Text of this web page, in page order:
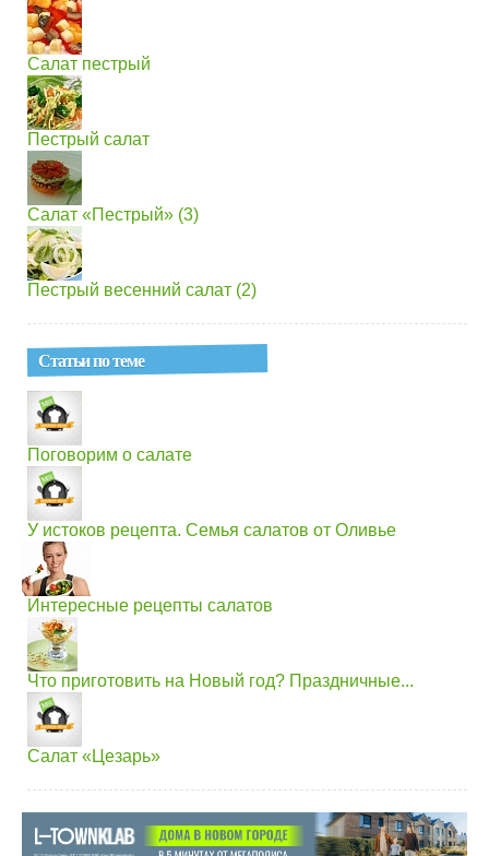
Салат пестрый
Пестрый салат
Салат «Пестрый» (3)
Пестрый весенний салат (2)
Статьи по теме
Поговорим о салате
У истоков рецепта. Семья салатов от Оливье
Интересные рецепты салатов
Что приготовить на Новый год? Праздничные...
Салат «Цезарь»